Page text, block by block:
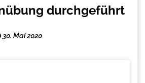
durchgeführt
30. Mai 2020